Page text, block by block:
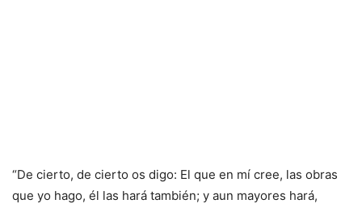
“De cierto, de cierto os digo: El que en mí cree, las obras
que yo hago, él las hará también; y aun mayores hará,